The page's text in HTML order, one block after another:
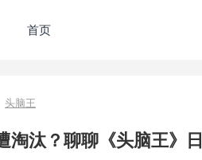
首页
头脑王
淘汰？聊聊《头脑王》